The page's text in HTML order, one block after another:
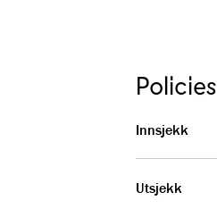
Policies
Innsjekk
Utsjekk